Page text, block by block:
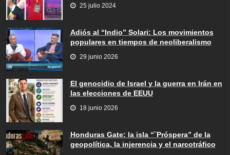
25 julio 2024
Adiós al “Indio” Solari: Los movimientos
populares en tiempos de neoliberalismo
29 junio 2026
El genocidio de Israel y la guerra en Irán en
las elecciones de EEUU
18 junio 2026
Honduras Gate: la isla “¨Próspera” de la
geopolítica, la injerencia y el narcotráfico